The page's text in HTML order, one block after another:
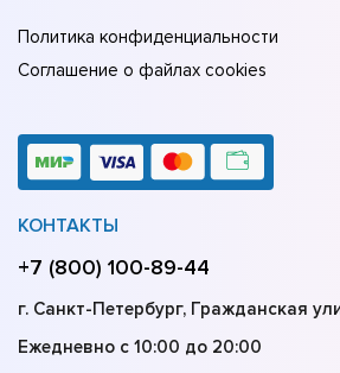
Политика конфиденциальности
Соглашение о файлах cookies
КОНТАКТЫ
+7 (800) 100-89-44
г. Санкт-Петербург, Гражданская
Ежедневно с 10:00 до 20:00